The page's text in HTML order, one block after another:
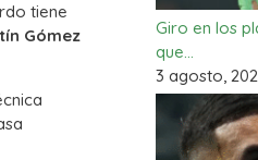
tiene
Gómez
Giro en los
que…
3 agosto,